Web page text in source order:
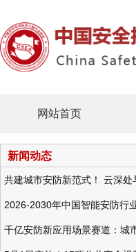
网站首页
新闻动态